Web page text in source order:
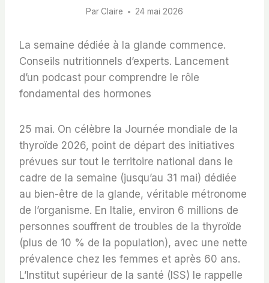
Par Claire 24 mai 2026
La semaine dédiée à la glande commence.
Conseils nutritionnels d’experts. Lancement
d’un podcast pour comprendre le rôle
fondamental des hormones
25 mai. On célèbre la Journée mondiale de la
thyroïde 2026, point de départ des initiatives
prévues sur tout le territoire national dans le
cadre de la semaine (jusqu’au 31 mai) dédiée
au bien-être de la glande, véritable métronome
de l’organisme. En Italie, environ 6 millions de
personnes souffrent de troubles de la thyroïde
(plus de 10 % de la population), avec une nette
prévalence chez les femmes et après 60 ans.
L’Institut supérieur de la santé (ISS) le rappelle